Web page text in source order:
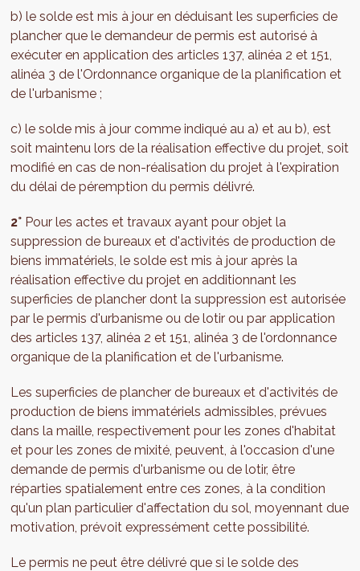
b) le solde est mis à jour en déduisant les superficies de
plancher que le demandeur de permis est autorisé à
exécuter en application des articles 137, alinéa 2 et 151,
alinéa 3 de l'Ordonnance organique de la planification et
de l'urbanisme ;
c) le solde mis à jour comme indiqué au a) et au b), est
soit maintenu lors de la réalisation effective du projet, soit
modifié en cas de non-réalisation du projet à l'expiration
du délai de péremption du permis délivré.
2° Pour les actes et travaux ayant pour objet la
suppression de bureaux et d'activités de production de
biens immatériels, le solde est mis à jour après la
réalisation effective du projet en additionnant les
superficies de plancher dont la suppression est autorisée
par le permis d'urbanisme ou de lotir ou par application
des articles 137, alinéa 2 et 151, alinéa 3 de l'ordonnance
organique de la planification et de l'urbanisme.
Les superficies de plancher de bureaux et d'activités de
production de biens immatériels admissibles, prévues
dans la maille, respectivement pour les zones d'habitat
et pour les zones de mixité, peuvent, à l'occasion d'une
demande de permis d'urbanisme ou de lotir, être
réparties spatialement entre ces zones, à la condition
qu'un plan particulier d'affectation du sol, moyennant due
motivation, prévoit expressément cette possibilité.
Le permis ne peut être délivré que si le solde des